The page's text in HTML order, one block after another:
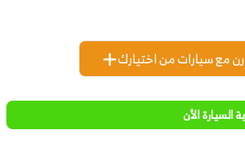
مع سيارات من اختيارك
السيارة الأن